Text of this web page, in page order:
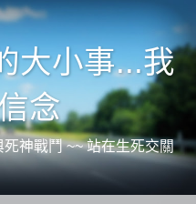
大小事...我
念
神戰鬥 ~~ 站在生死交關